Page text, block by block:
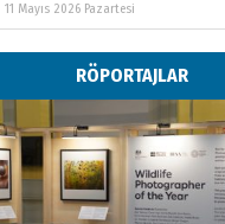
11 Mayıs 2026 Pazartesi
Kültüründeki Yeri
Pazartesi
Yıldırım Gündoğdu
HAVVA’NIN ÜÇ KIZI
09 Temmuz 2026 Perşembe
RÖPORTAJLAR